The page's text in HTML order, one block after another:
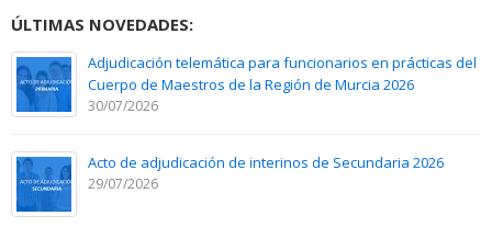
ÚLTIMAS NOVEDADES:
Adjudicación telemática para funcionarios en prácticas del
Cuerpo de Maestros de la Región de Murcia 2026
30/07/2026
Acto de adjudicación de interinos de Secundaria 2026
29/07/2026